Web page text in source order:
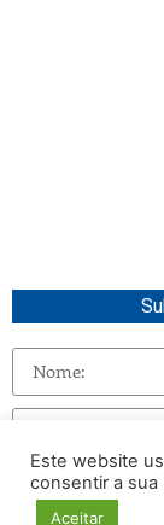
Este website
consentir a sua
Aceitar